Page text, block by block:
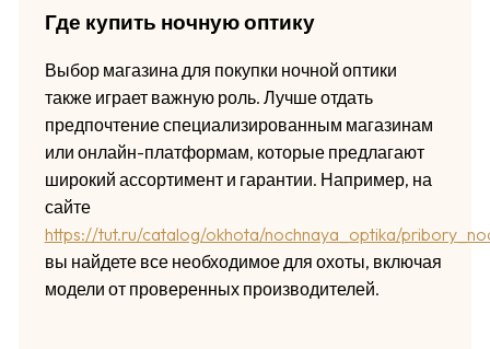
Где купить ночную оптику
Выбор магазина для покупки ночной оптики
также играет важную роль. Лучше отдать
предпочтение специализированным магазинам
или онлайн-платформам, которые предлагают
широкий ассортимент и гарантии. Например, на
сайте
https://tut.ru/catalog/okhota/nochnaya_optika/
вы найдете все необходимое для охоты, включая
модели от проверенных производителей.